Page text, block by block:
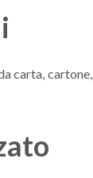
carta, cartone,